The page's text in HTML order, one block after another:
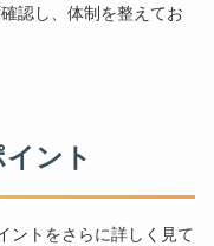
認し、体制を整えてお
ント
ントをさらに詳しく見て